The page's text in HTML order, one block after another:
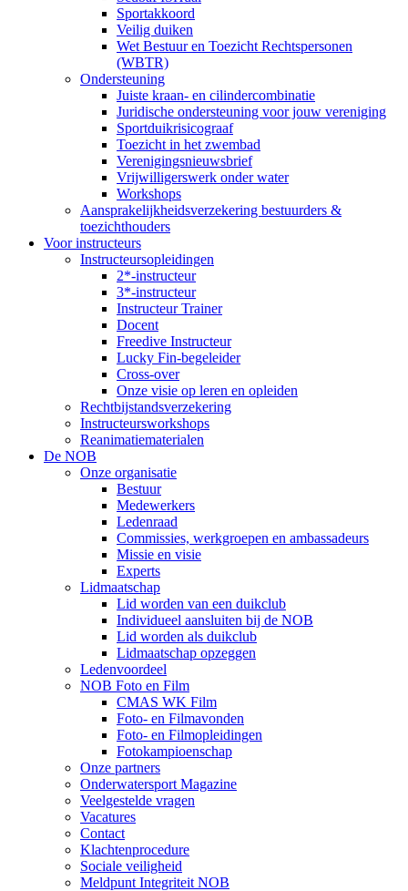
Sportakkoord
Veilig duiken
Wet Bestuur en Toezicht Rechtspersonen
(WBTR)
Ondersteuning
Juiste kraan- en cilindercombinatie
Juridische ondersteuning voor jouw vereniging
Sportduikrisicograaf
Toezicht in het zwembad
Verenigingsnieuwsbrief
Vrijwilligerswerk onder water
Workshops
Aansprakelijkheidsverzekering bestuurders &
toezichthouders
Voor instructeurs
Instructeursopleidingen
2*-instructeur
3*-instructeur
Instructeur Trainer
Docent
Freedive Instructeur
Lucky Fin-begeleider
Cross-over
Onze visie op leren en opleiden
Rechtbijstandsverzekering
Instructeursworkshops
Reanimatiematerialen
De NOB
Onze organisatie
Bestuur
Medewerkers
Ledenraad
Commissies, werkgroepen en ambassadeurs
Missie en visie
Experts
Lidmaatschap
Lid worden van een duikclub
Individueel aansluiten bij de NOB
Lid worden als duikclub
Lidmaatschap opzeggen
Ledenvoordeel
NOB Foto en Film
CMAS WK Film
Foto- en Filmavonden
Foto- en Filmopleidingen
Fotokampioenschap
Onze partners
Onderwatersport Magazine
Veelgestelde vragen
Vacatures
Contact
Klachtenprocedure
Sociale veiligheid
Meldpunt Integriteit NOB